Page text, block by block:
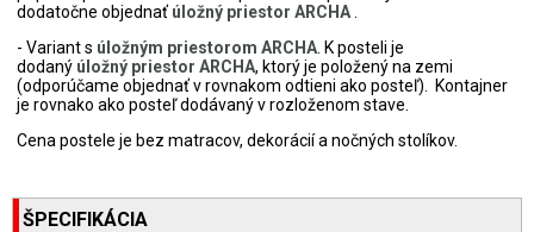
dodatočne objednať úložný priestor ARCHA
- Variant s úložným priestorom ARCHA . K posteli je
dodaný úložný priestor ARCHA, ktorý je položený na zemi
(odporúčame objednať v rovnakom odtieni ako posteľ). Kontajner
je rovnako ako posteľ dodávaný v rozloženom stave.
Cena postele je bez matracov, dekorácií a nočných stolíkov.
ŠPECIFIKÁCIA